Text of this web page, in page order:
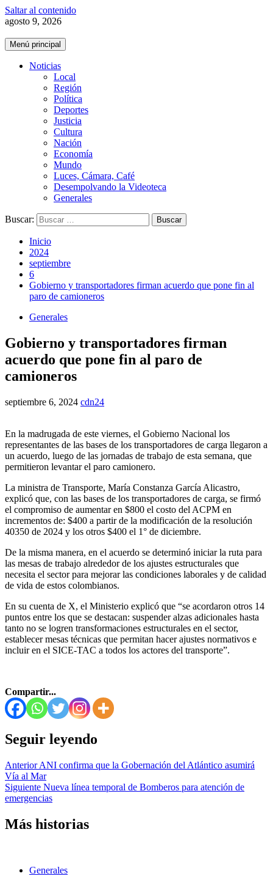
Saltar al contenido
agosto 9, 2026
Menú principal
Noticias
Local
Región
Política
Deportes
Justicia
Cultura
Nación
Economía
Mundo
Luces, Cámara, Café
Desempolvando la Videoteca
Generales
Buscar:
Inicio
2024
septiembre
6
Gobierno y transportadores firman acuerdo que pone fin al
paro de camioneros
Generales
Gobierno y transportadores firman
acuerdo que pone fin al paro de
camioneros
septiembre 6, 2024 cdn24
En la madrugada de este viernes, el Gobierno Nacional los
representantes de las bases de los transportadores de carga llegaron a
un acuerdo, luego de las jornadas de trabajo de esta semana, que
permitieron levantar el paro camionero.
La ministra de Transporte, María Constanza García Alicastro,
explicó que, con las bases de los transportadores de carga, se firmó
el compromiso de aumentar en $800 el costo del ACPM en
incrementos de: $400 a partir de la modificación de la resolución
40350 de 2024 y los otros $400 el 1° de diciembre.
De la misma manera, en el acuerdo se determinó iniciar la ruta para
las mesas de trabajo alrededor de los ajustes estructurales que
necesita el sector para mejorar las condiciones laborales y de calidad
de vida de estos colombianos.
En su cuenta de X​, el Ministerio explicó que “se acordaron otros 14
puntos entre los que se destacan: suspender alzas adicionales hasta
tanto no se logren transformaciones estructurales en el sector,
establecer mesas técnicas que permitan hacer ajustes normativos e
incluir en el SICE-TAC a todos los actores del transporte”.
Compartir...
Seguir leyendo
AnteriorANI confirma que la Gobernación del Atlántico asumirá
Vía al Mar
Siguiente Nueva línea temporal de Bomberos para atención de
emergencias
Más historias
Generales